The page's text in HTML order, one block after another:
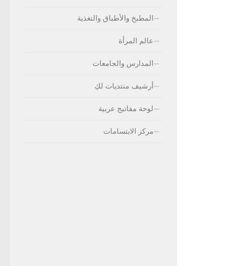
المطبخ والأطباق والتغذية
عالم المرأة
المدارس والجامعات
أرشيف منتديات لكِ
لوحة مفاتيج عربية
مركز الابتسامات